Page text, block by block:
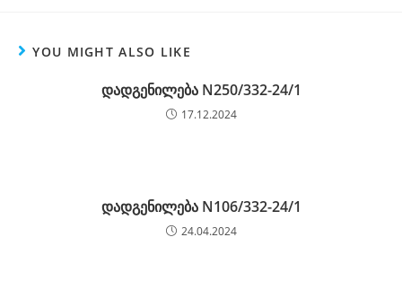
YOU MIGHT ALSO LIKE
დადგენილება N250/332-24/1
17.12.2024
დადგენილება N106/332-24/1
24.04.2024